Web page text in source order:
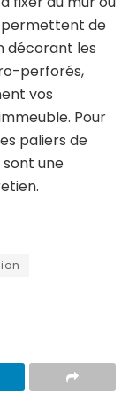
permettent de
décorant les
perforés,
vos
Pour
paliers de
une